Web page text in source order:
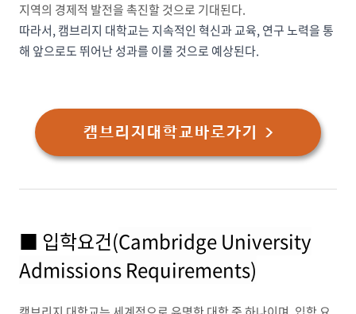
지역의 경제적 발전을 촉진할 것으로 기대된다.
따라서, 캠브리지 대학교는 지속적인 혁신과 교육, 연구 노력을 통
해 앞으로도 뛰어난 성과를 이룰 것으로 예상된다.
캠브리지대학교바로가기 >
■ 입학요건(Cambridge University
Admissions Requirements)